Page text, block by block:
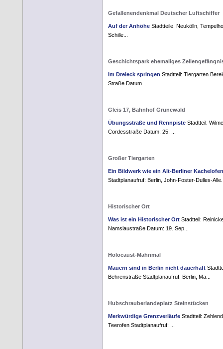
Gefallenendenkmal Deutscher Luftschiffer
Auf der Anhöhe Stadtteile: Neukölln,
Schille...
Geschichtspark ehemaliges
Im Dreieck springen Stadtteil: Tiergarten
Straße Datum...
Gleis 17, Bahnhof Grunewald
Übungsstraße und Rennpiste Stadtteil:
Cordesstraße Datum: 25. ...
Großer Tiergarten
Ein Bildwerk wie ein Alt-Berliner Kachelofen
Stadtplanaufruf: Berlin, John-Foster-Dulles-
Historischer Ort
Was ist ein Historischer Ort Stadtteil:
Namslaustraße Datum: 19. Sep...
Holocaust-Mahnmal
Mauern sind in Berlin nicht dauerhaft
Behrenstraße Stadtplanaufruf: Berlin, Ma...
Hubschrauberlandeplatz Steinstücken
Merkwürdige Grenzverläufe Stadtteil:
Teerofen Stadtplanaufruf: ...